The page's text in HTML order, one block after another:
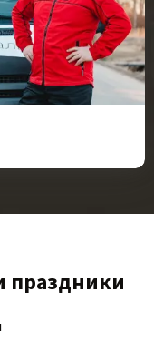
праздники